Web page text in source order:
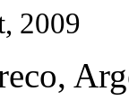
2009